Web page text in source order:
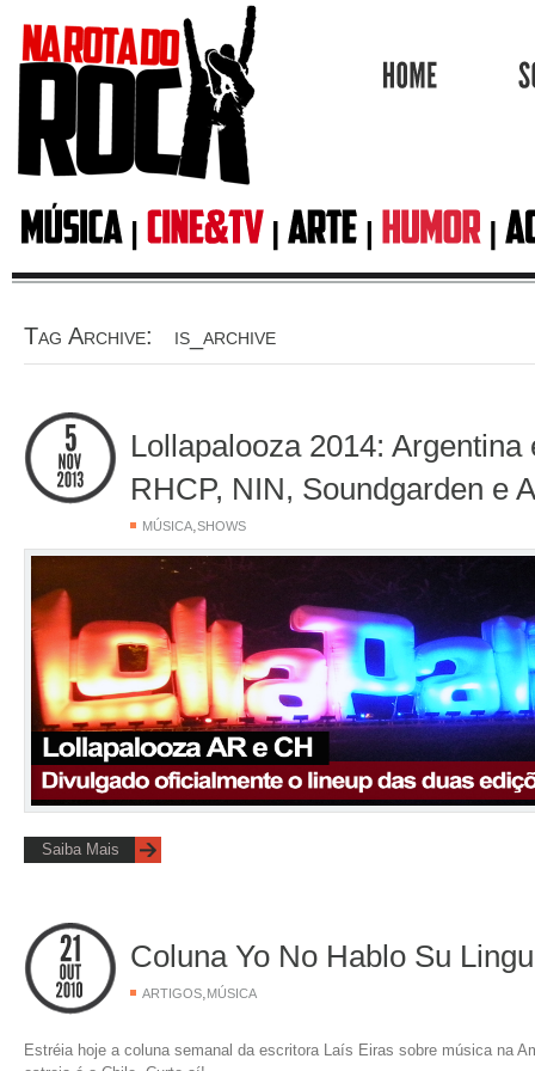
Tag Archive: is_archive
Lollapalooza 2014: Argentina
RHCP, NIN, Soundgarden e
MÚSICA,SHOWS
Saiba Mais
Coluna Yo No Hablo Su
ARTIGOS, MÚSICA
Estréia hoje a coluna semanal da escritora Laís Eiras sobre música na